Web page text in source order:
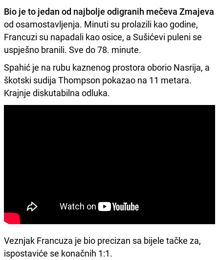
Bio je to jedan od najbolje odigranih mečeva Zmajeva
od osamostavljenja. Minuti su prolazili kao godine,
Francuzi su napadali kao osice, a Sušićevi puleni se
uspješno branili. Sve do 78. minute.
Spahić je na rubu kaznenog prostora oborio Nasrija, a
škotski sudija Thompson pokazao na 11 metara.
Krajnje diskutabilna odluka.
Veznjak Francuza je bio precizan sa bijele tačke za,
ispostaviće se konačnih 1:1.